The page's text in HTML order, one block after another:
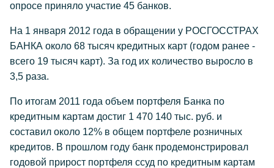
опросе приняло участие 45 банков.
На 1 января 2012 года в обращении у РОСГОССТРАХ
БАНКА около 68 тысяч кредитных карт (годом ранее -
всего 19 тысяч карт). За год их количество выросло в
3,5 раза.
По итогам 2011 года объем портфеля Банка по
кредитным картам достиг 1 470 140 тыс. руб. и
составил около 12% в общем портфеле розничных
кредитов. В прошлом году банк продемонстрировал
годовой прирост портфеля ссуд по кредитным картам